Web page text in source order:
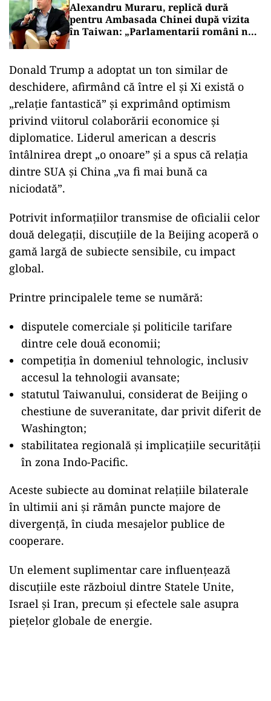
Alexandru Muraru, replică dură
pentru Ambasada Chinei după vizita
în Taiwan: „Parlamentarii români nu
Donald Trump a adoptat un ton similar de
deschidere, afirmând că între el și Xi există o
„relație fantastică” și exprimând optimism
privind viitorul colaborării economice și
diplomatice. Liderul american a descris
întâlnirea drept „o onoare” și a spus că relația
dintre SUA și China „va fi mai bună ca
niciodată”.
Potrivit informațiilor transmise de oficialii celor
două delegații, discuțiile de la Beijing acoperă o
gamă largă de subiecte sensibile, cu impact
global.
Printre principalele teme se numără:
disputele comerciale și politicile tarifare
dintre cele două economii;
competiția în domeniul tehnologic, inclusiv
accesul la tehnologii avansate;
statutul Taiwanului, considerat de Beijing o
chestiune de suveranitate, dar privit diferit de
Washington;
stabilitatea regională și implicațiile securității
în zona Indo-Pacific.
Aceste subiecte au dominat relațiile bilaterale
în ultimii ani și rămân puncte majore de
divergență, în ciuda mesajelor publice de
cooperare.
Un element suplimentar care influențează
discuțiile este războiul dintre Statele Unite,
Israel și Iran, precum și efectele sale asupra
piețelor globale de energie.